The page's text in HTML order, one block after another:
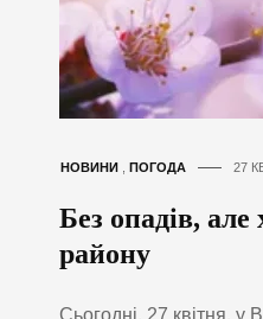
НОВИНИ, ПОГОДА 27
Без опадів,
району
Сьогодні, 27 квітня,